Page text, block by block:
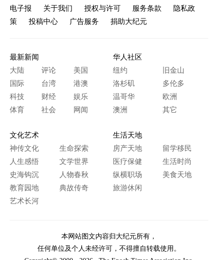
电子报 关于我们 授权与许可 服务条款
隐私政
策
投稿中心 广告服务 捐助大纪元
最新新闻
大陆
评论
美国
国际
台湾
港澳
科技
财经
娱乐
体育
社会 网闻
华人社区
纽约
旧金山
洛杉矶
多伦多
温哥华
欧洲
澳洲
其它
文化艺术
神传文化
生命探索
人生感悟
文学世界
史海钩沉
人物春秋
教育园地
典故传奇
艺术长河
生活天地
房产天地
留学移民
医疗保健
生活时尚
纵横职场
美食天地
旅游休闲
本网站图文内容归大纪元所有，
任何单位及个人未经许可，不得擅自转载使用。